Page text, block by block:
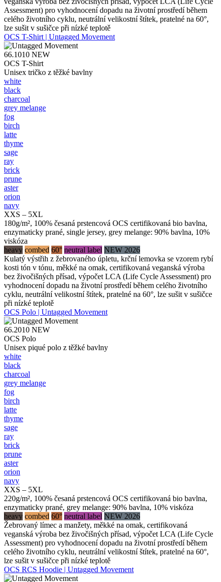
Assessment) pro vyhodnocení dopadu na životní prostředí během
celého životního cyklu, neutrální velikostní štítek, pratelné na 60°,
lze sušit v sušičce při nízké teplotě
OCS T-Shirt | Untagged Movement
66.1010 NEW
OCS T-Shirt
Unisex tričko z těžké bavlny
white
black
charcoal
grey melange
fog
birch
latte
thyme
sage
ray
brick
prune
aster
orion
navy
XXS – 5XL
180g/m², 100% česaná prstencová OCS certifikovaná bio bavlna,
enzymaticky prané, single jersey, grey melange: 90% bavlna, 10%
viskóza
heavy combed 60° neutral label NEW 2026
Kulatý výstřih z žebrovaného úpletu, krční lemovka se vzorem rybí
kosti tón v tónu, měkké na omak, certifikovaná veganská výroba
bez živočišných přísad, výpočet LCA (Life Cycle Assessment) pro
vyhodnocení dopadu na životní prostředí během celého životního
cyklu, neutrální velikostní štítek, pratelné na 60°, lze sušit v sušičce
při nízké teplotě
OCS Polo | Untagged Movement
66.2010 NEW
OCS Polo
Unisex piqué polo z těžké bavlny
white
black
charcoal
grey melange
fog
birch
latte
thyme
sage
ray
brick
prune
aster
orion
navy
XXS – 5XL
220g/m², 100% česaná prstencová OCS certifikovaná bio bavlna,
enzymaticky prané, grey melange: 90% bavlna, 10% viskóza
heavy combed 60° neutral label NEW 2026
Žebrovaný límec a manžety, měkké na omak, certifikovaná
veganská výroba bez živočišných přísad, výpočet LCA (Life Cycle
Assessment) pro vyhodnocení dopadu na životní prostředí během
celého životního cyklu, neutrální velikostní štítek, pratelné na 60°,
lze sušit v sušičce při nízké teplotě
OCS RCS Hoodie | Untagged Movement